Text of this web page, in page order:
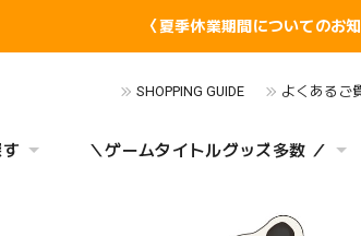
〈夏季休業期間についてのお知
SHOPPING GUIDE よくあるご
＼ゲームタイトルグッズ多数 ／